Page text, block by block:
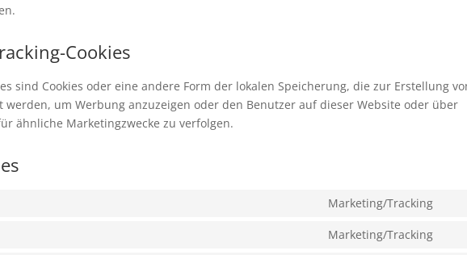
Cookies
sind Cookies oder eine andere Form der lokalen Speicherung, die zur Erstellung
um Werbung anzuzeigen oder den Benutzer auf dieser Website oder über
ähnliche Marketingzwecke zu verfolgen.
Marketing/Tracking
Marketing/Tracking